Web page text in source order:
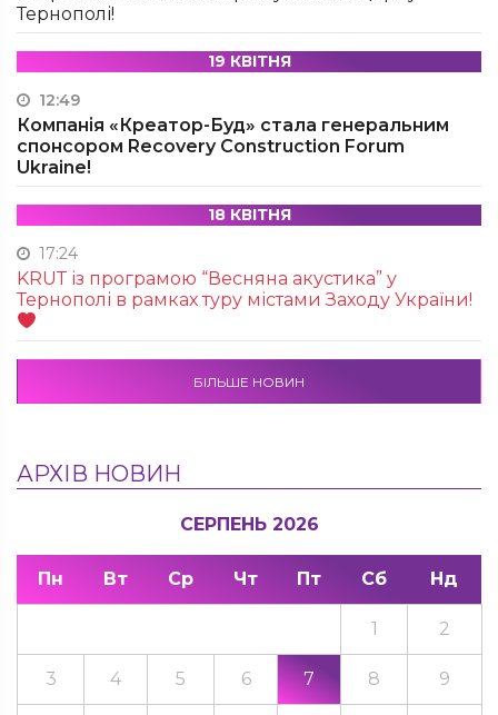
Тернополі!
19 КВІТНЯ
12:49
Компанія «Креатор-Буд» стала генеральним
спонсором Recovery Construction Forum
Ukraine!
18 КВІТНЯ
17:24
KRUТ із програмою “Весняна акустика” у
Тернополі в рамках туру містами Заходу України!
БІЛЬШЕ НОВИН
АРХІВ НОВИН
СЕРПЕНЬ 2026
Пн Вт Ср Чт Пт Сб Нд
1 2
3 4 5 6 7 8 9